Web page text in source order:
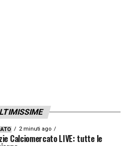
NOSTRE TOP NEWS
2 minuti ago
Calciomercato LIVE: tutte le